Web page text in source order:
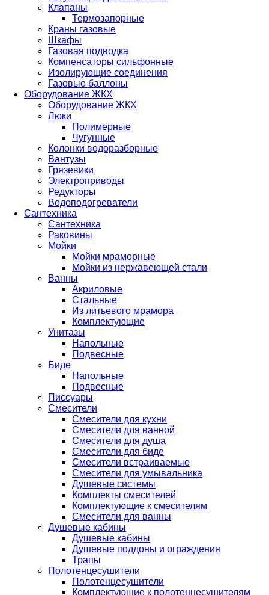
Клапаны
Термозапорные
Краны газовые
Шкафы
Газовая подводка
Компенсаторы сильфонные
Изолирующие соединения
Газовые баллоны
Оборудование ЖКХ
Оборудование ЖКХ
Люки
Полимерные
Чугунные
Колонки водоразборные
Вантузы
Грязевики
Электроприводы
Редукторы
Водоподогреватели
Сантехника
Сантехника
Раковины
Мойки
Мойки мраморные
Мойки из нержавеющей стали
Ванны
Акриловые
Стальные
Из литьевого мрамора
Комплектующие
Унитазы
Напольные
Подвесные
Биде
Напольные
Подвесные
Писсуары
Смесители
Смесители для кухни
Смесители для ванной
Смесители для душа
Смесители для биде
Смесители встраиваемые
Смесители для умывальника
Душевые системы
Комплекты смесителей
Комплектующие к смесителям
Смесители для ванны
Душевые кабины
Душевые кабины
Душевые поддоны и ограждения
Трапы
Полотенцесушители
Полотенцесушители
Комплектующие к полотенцесушителям